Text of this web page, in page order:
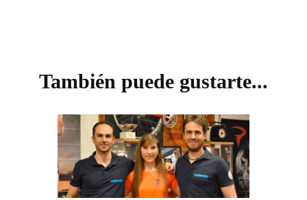
entradas
También puede gustarte...